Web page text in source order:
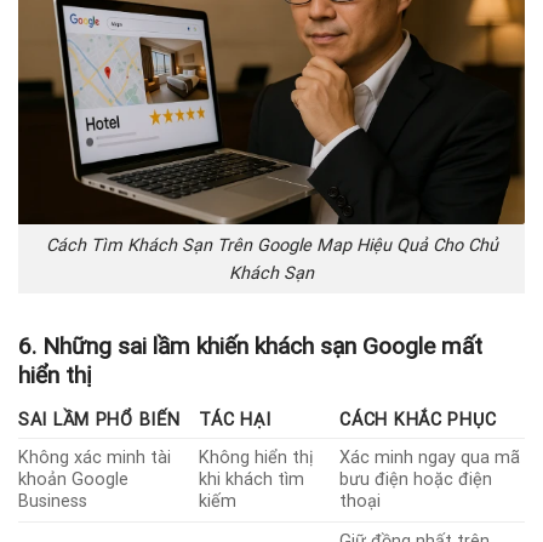
Cách Tìm Khách Sạn Trên Google Map Hiệu Quả Cho Chủ
Khách Sạn
6. Những sai lầm khiến khách sạn Google mất
hiển thị
SAI LẦM PHỔ BIẾN TÁC HẠI
CÁCH KHẮC PHỤC
Không xác minh tài
khoản Google
Business
Không hiển thị
khi khách tìm
kiếm
Xác minh ngay qua mã
bưu điện hoặc điện
thoại